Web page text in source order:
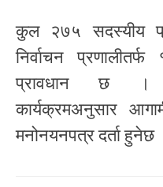
कुल २७५ सदस्यीय
निर्वाचन
प्रावधान छ ।
कार्यक्रमअनुसार
मनोनयनपत्र दर्ता हुनेछ